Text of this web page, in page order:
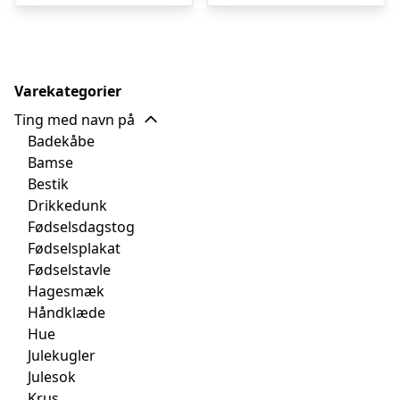
Varekategorier
Ting med navn på
Badekåbe
Bamse
Bestik
Drikkedunk
Fødselsdagstog
Fødselsplakat
Fødselstavle
Hagesmæk
Håndklæde
Hue
Julekugler
Julesok